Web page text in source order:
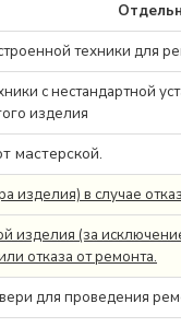
техники для
с нестандартной
изделия
мастерской.
изделия) в случае
изделия (за
отказа от ремонта.
для проведения